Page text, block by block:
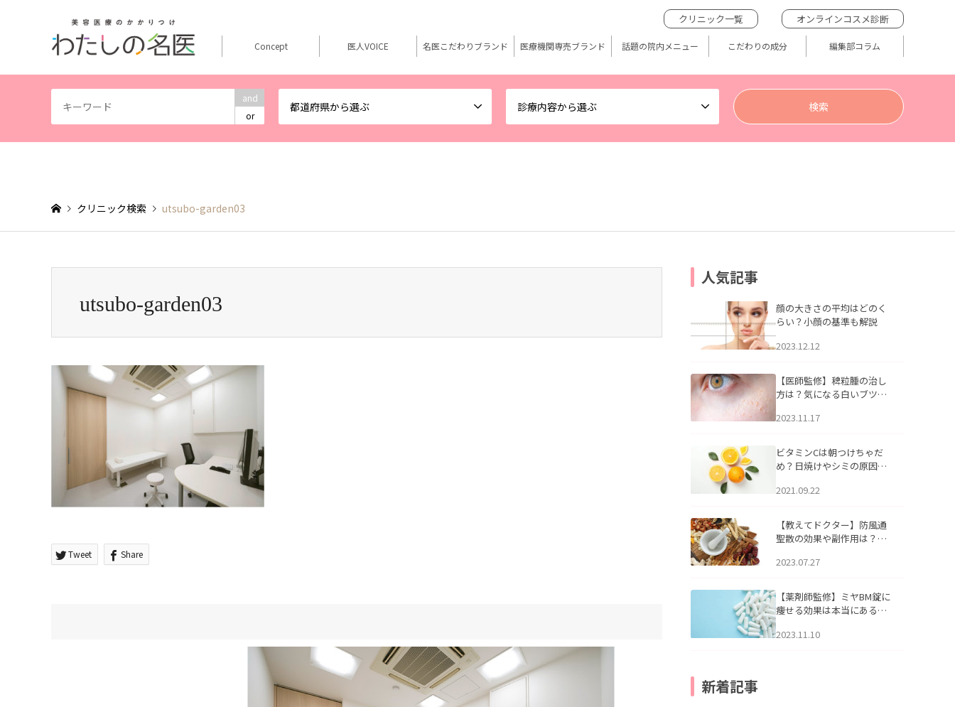
and
or
都道府県から選ぶ 診療内容から選ぶ
クリニック一覧 オンラインコスメ診断
Concept 医人VOICE 名医こだわりブランド 医療機関専売ブランド 話題の院内メニュー こだわりの成分 編集部コラム
クリニック検索 utsubo-garden03
utsubo-garden03
Tweet Share
人気記事
顔の大きさの平均はどのく
らい？小顔の基準も解説
2023.12.12
【医師監修】稗粒腫の治し
方は？気になる白いブツブ
アについて
2023.11.17
ビタミンCは朝つけちゃだ
め？日焼けやシミの原因に
2021.09.22
【教えてドクター】防風通
聖散の効果や副作用は？長
2023.07.27
【薬剤師監修】ミヤBM錠に
痩せる効果は本当にある
2023.11.10
新着記事